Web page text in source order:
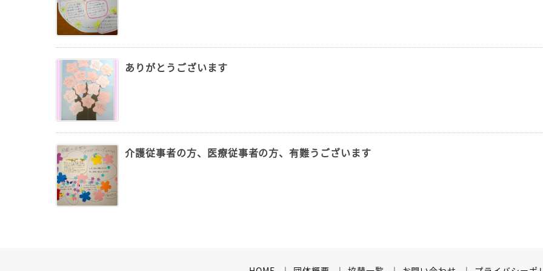
ありがとうございます
介護従事者の方、医療従事者の方、有難うございます